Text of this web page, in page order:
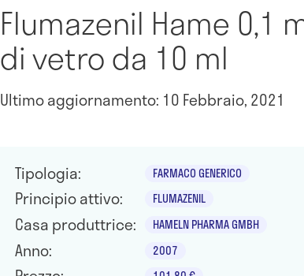
Flumazenil Hame
di vetro da 10 ml
Ultimo aggiornamento: 10 Febbraio, 2021
Tipologia: FARMACO GENERICO
Principio attivo: FLUMAZENIL
Casa produttrice: HAMELN PHARMA GMBH
Anno: 2007